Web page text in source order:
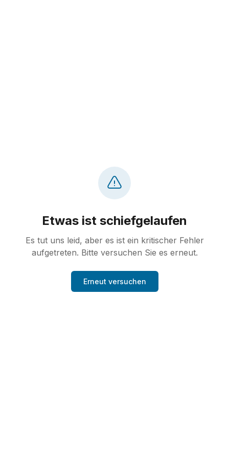
Etwas ist schiefgelaufen
Es tut uns leid, aber es ist ein kritischer Fehler
aufgetreten. Bitte versuchen Sie es erneut.
Erneut versuchen